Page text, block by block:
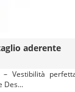
aderente
Vestibilità
Des...